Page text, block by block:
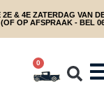
& 4E ZATERDAG VAN
OP AFSPRAAK - BEL
0